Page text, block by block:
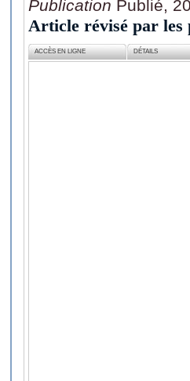
Publication Publié,
Article révisé par les
ACCÈS EN LIGNE DÉTAILS